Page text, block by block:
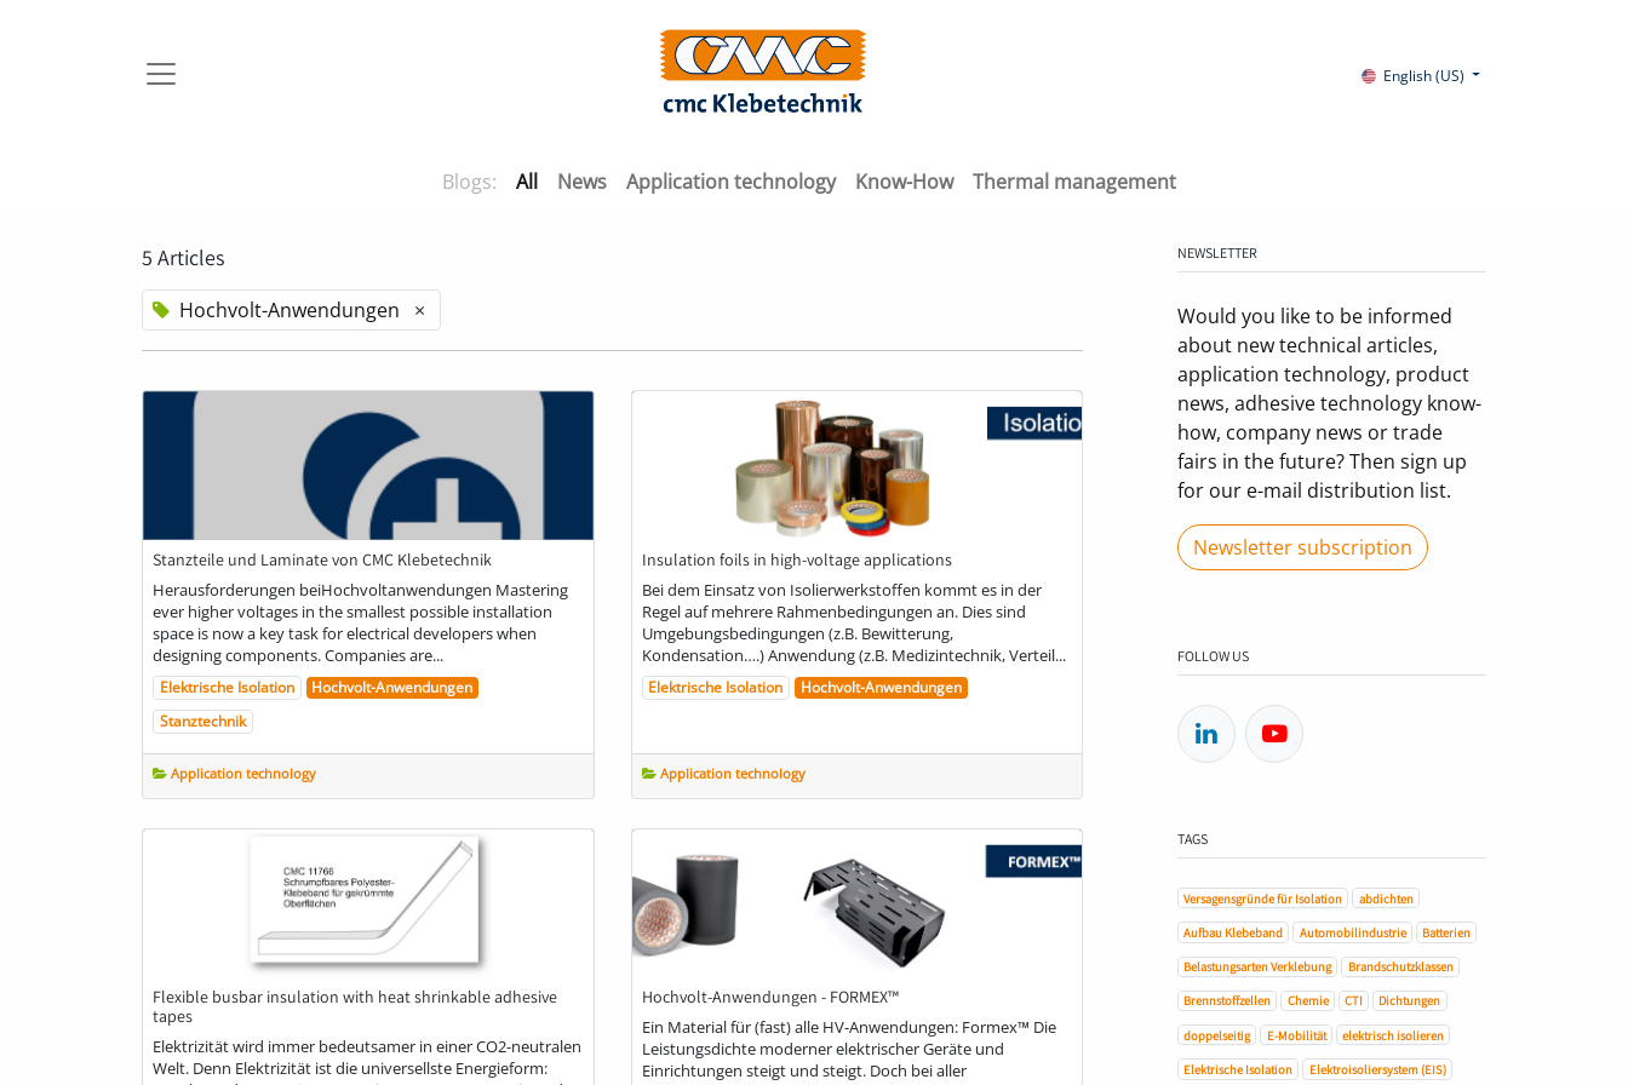
English (US)
Blogs: All News Application technology Know-How Thermal management
5 Articles
Hochvolt-Anwendungen ×
Stanzteile und Laminate von CMC Klebetechnik
Herausforderungen beiHochvoltanwendungen Mastering
ever higher voltages in the smallest possible installation
space is now a key task for electrical developers when
designing components. Companies are...
Elektrische Isolation
Hochvolt-Anwendungen
Stanztechnik
Application technology
Insulation foils in high-voltage applications
Bei dem Einsatz von Isolierwerkstoffen kommt es in der
Regel auf mehrere Rahmenbedingungen an. Dies sind
Umgebungsbedingungen (z.B. Bewitterung,
Kondensation….) Anwendung (z.B. Medizintechnik, Verteil...
Elektrische Isolation Hochvolt-Anwendungen
Application technology
Flexible busbar insulation with heat shrinkable adhesive
tapes
Elektrizität wird immer bedeutsamer in einer CO2-neutralen
Welt. Denn Elektrizität ist die universellste Energieform:
Hochvolt-Anwendungen - FORMEX™
Ein Material für (fast) alle HV-Anwendungen: Formex™ Die
Leistungsdichte moderner elektrischer Geräte und
Einrichtungen steigt und steigt. Doch bei aller
NEWSLETTER
Would you like to be informed
about new technical articles,
application technology, product
news, adhesive technology know-
how, company news or trade
fairs in the future? Then sign up
for our e-mail distribution list.
Newsletter subscription
FOLLOW US
TAGS
Versagensgründe für Isolation abdichten
Aufbau Klebeband Automobilindustrie Batterien
Belastungsarten Verklebung Brandschutzklassen
Brennstoffzellen Chemie CTI Dichtungen
doppelseitig E-Mobilität elektrisch isolieren
Elektrische Isolation Elektroisoliersystem (EIS)